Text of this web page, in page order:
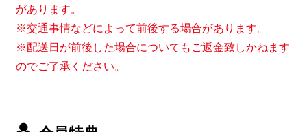
があります。
※交通事情などによって前後する場合があります。
※配送日が前後した場合についてもご返金致しかねます
のでご了承ください。